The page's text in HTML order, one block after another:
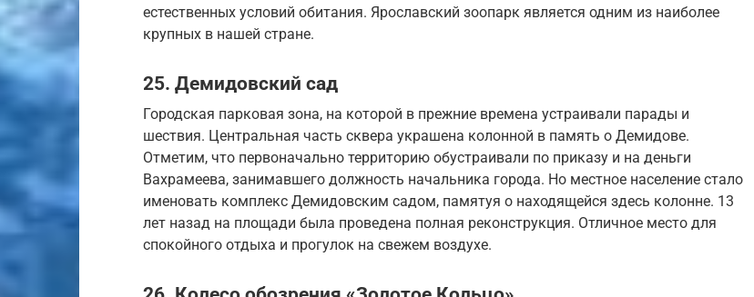
естественных условий обитания. Ярославский зоопарк является одним из наиболее
крупных в нашей стране.
25. Демидовский сад
Городская парковая зона, на которой в прежние времена устраивали парады и
шествия. Центральная часть сквера украшена колонной в память о Демидове.
Отметим, что первоначально территорию обустраивали по приказу и на деньги
Вахрамеева, занимавшего должность начальника города. Но местное население стало
именовать комплекс Демидовским садом, памятуя о находящейся здесь колонне. 13
лет назад на площади была проведена полная реконструкция. Отличное место для
спокойного отдыха и прогулок на свежем воздухе.